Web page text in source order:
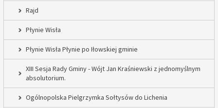
Rajd
Płynie Wisła
Płynie Wisła Płynie po Iłowskiej gminie
XIII Sesja Rady Gminy - Wójt Jan Kraśniewski z jednomyślnym
absolutorium.
Ogólnopolska Pielgrzymka Sołtysów do Lichenia